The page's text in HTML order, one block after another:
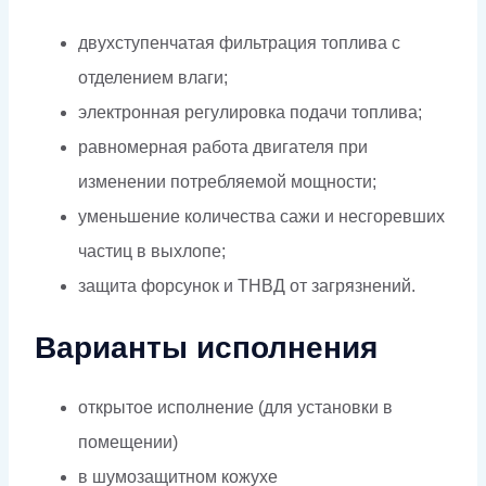
двухступенчатая фильтрация топлива с
отделением влаги;
электронная регулировка подачи топлива;
равномерная работа двигателя при
изменении потребляемой мощности;
уменьшение количества сажи и несгоревших
частиц в выхлопе;
защита форсунок и ТНВД от загрязнений.
Варианты исполнения
открытое исполнение (для установки в
помещении)
в шумозащитном кожухе